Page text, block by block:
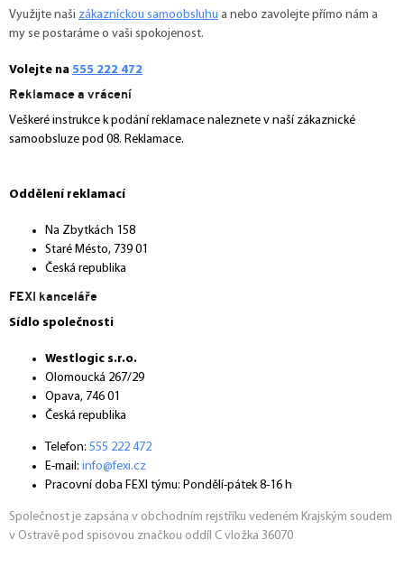
Využijte naši zákazníckou samoobsluhu a nebo zavolejte přímo nám a
my se postaráme o vaši spokojenost.
Volejte na 555 222 472
Reklamace a vrácení
Veškeré instrukce k podání reklamace naleznete v naší zákaznické
samoobsluze pod 08. Reklamace.
Oddělení reklamací
Na Zbytkách 158
Staré Mésto, 739 01
Česká republika
FEXI kanceláře
Sídlo společnosti
Westlogic s.r.o.
Olomoucká 267/29
Opava, 746 01
Česká republika
Telefon: 555 222 472
E-mail: info@fexi.cz
Pracovní doba FEXI týmu: Pondělí-pátek 8-16 h
Společnost je zapsána v obchodním rejstříku vedeném Krajským soudem
v Ostravě pod spisovou značkou oddíl C vložka 36070